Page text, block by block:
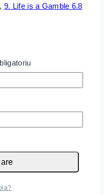
, 9. Life is a Gamble 6.8
Black”